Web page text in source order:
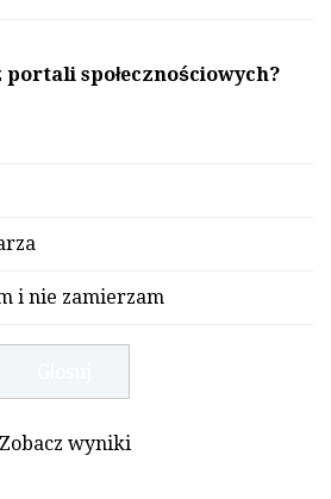
portali społecznościowych?
i nie zamierzam
Zobacz wyniki